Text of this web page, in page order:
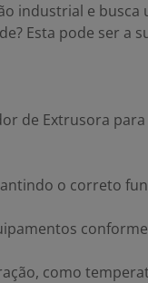
industrial e
Esta pode ser a
de Extrusora
o correto
como